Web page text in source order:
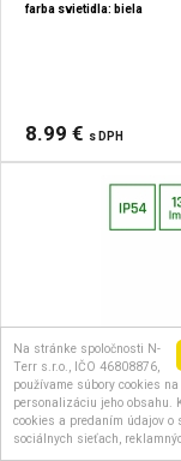
Na stránke spoločnosti N-
Terr s.r.o., IČO 46808876,
používame súbory cookies
personalizáciu jeho obsahu.
cookies a predaním údajov o
sociálnych sieťach,
farba svietidla: biela
8.99 € s DPH